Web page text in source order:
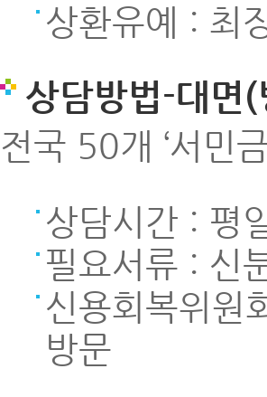
상환유예 : 최
상담방법-대면
전국 50개 ‘서민
상담시간 : 평
필요서류 : 신
신용회복위
방문